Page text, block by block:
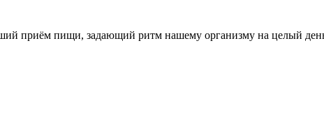
приём пищи, задающий ритм нашему организму на целый